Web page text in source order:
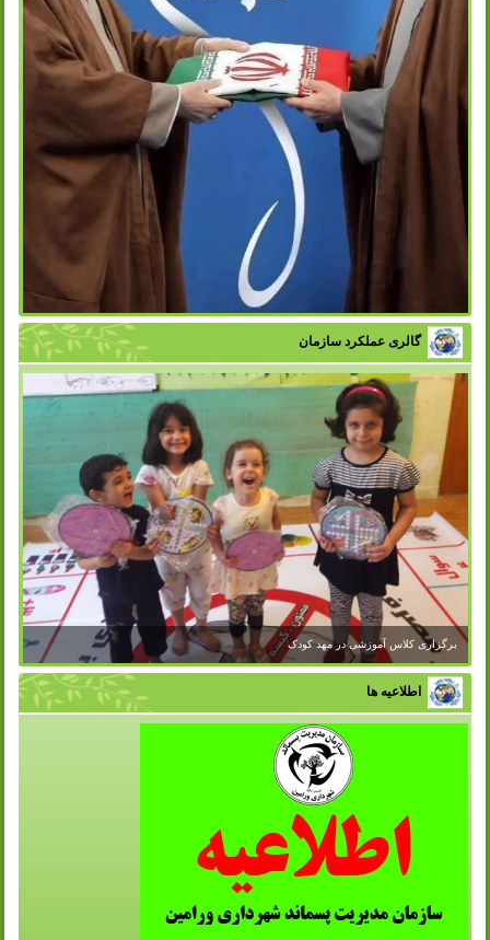
گالری عملکرد سازمان
برگزاری کلاس آموزشی در مهد کودک
اطلاعیه ها